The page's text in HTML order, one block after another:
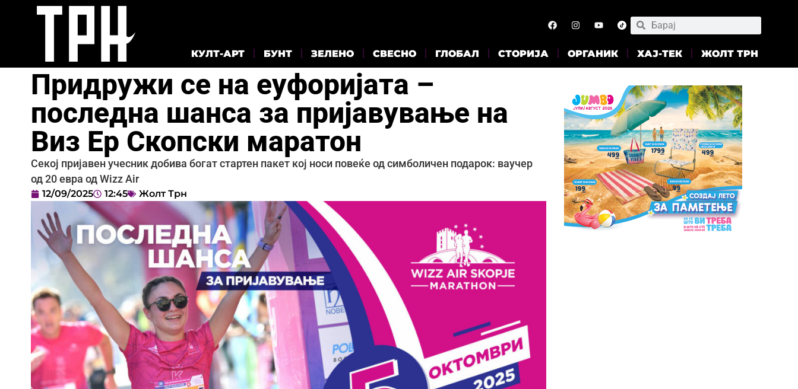
КУЛТ-АРТ БУНТ ЗЕЛЕНО СВЕСНО ГЛОБАЛ СТОРИЈА ОРГАНИК ХАЈ-ТЕК ЖОЛТ ТРН
Придружи се на еуфоријата –
последна шанса за пријавување на
Виз Ер Скопски маратон
Секој пријавен учесник добива богат стартен пакет кој носи повеќе од симболичен подарок: ваучер
од 20 евра од Wizz Air
12/09/2025 12:45 Жолт Трн